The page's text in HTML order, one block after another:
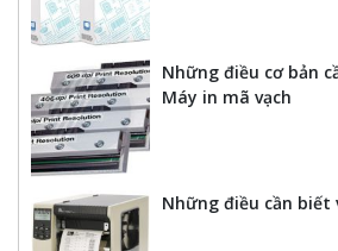
Những điều cơ bản
Máy in mã vạch
Những điều cần biết